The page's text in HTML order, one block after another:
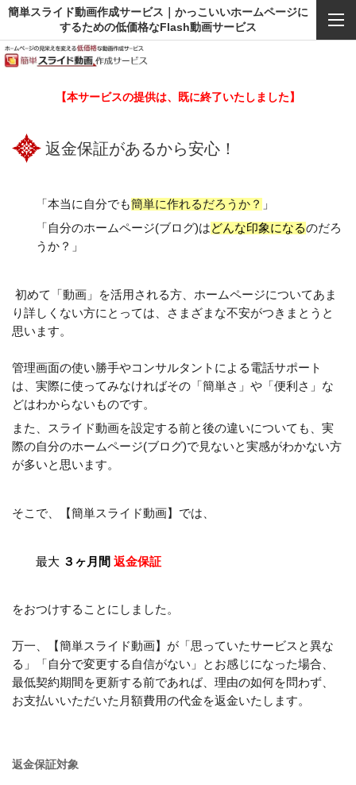
簡単スライド動画作成サービス｜かっこいいホームページに
するための低価格なFlash動画サービス
【本サービスの提供は、既に終了いたしました】
返金保証があるから安心！
「本当に自分でも簡単に作れるだろうか？ 」
「自分のホームページ(ブログ)はどんな印象になるのだろ
うか？」
初めて「動画」を活用される方、ホームページについてあま
り詳しくない方にとっては、
さまざまな不安がつきまとうと
思います。
管理画面の使い勝手やコンサルタントによる電話サポート
は、実際に使ってみなければその「簡単さ」や「便利さ」な
どはわからないものです。
また、スライド動画を設定する前と後の違いについても、実
際の自分のホームページ(ブログ)で見ないと実感がわかない方
が多いと思います。
そこで、【簡単スライド動画】では、
最大 ３ヶ月間 返金保証
をおつけすることにしました。
万一、【簡単スライド動画】が「思っていたサービスと異な
る」「自分で変更する自信がない」とお感じになった場合、
最低契約期間を更新する前であれば、理由の如何を問わず、
お支払いいただいた月額費用の代金を返金いたします。
返金保証対象